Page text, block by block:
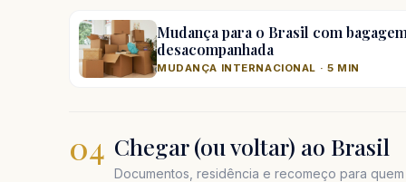
Mudança para o Brasil com
desacompanhada
MUDANÇA INTERNACIONAL · 5 MIN
04 Chegar (ou voltar) ao Brasil
Documentos, residência e recomeço para